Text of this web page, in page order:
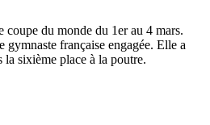
coupe du monde du 1er au 4 mars.
française engagée. Elle a
la sixième place à la poutre.